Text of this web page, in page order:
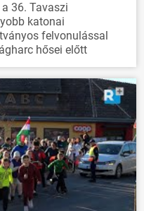
36. Tavaszi
katonai
felvonulással
hősei előtt